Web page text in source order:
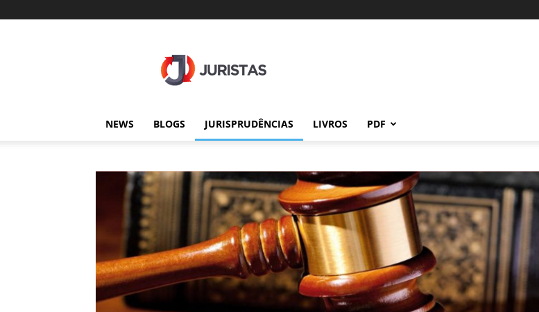
NEWS BLOGS JURISPRUDÊNCIAS LIVROS PDF